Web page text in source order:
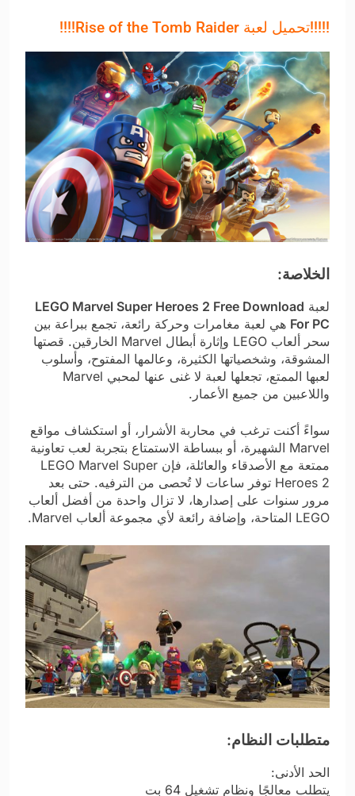
!!!!!تحميل لعبة Rise of the Tomb Raider !!!!
الخلاصة:
لعبة LEGO Marvel Super Heroes 2 Free Download
For PC هي لعبة مغامرات وحركة رائعة، تجمع ببراعة بين
سحر ألعاب LEGO وإثارة أبطال Marvel الخارقين. قصتها
المشوقة، وشخصياتها الكثيرة، وعالمها المفتوح، وأسلوب
لعبها الممتع، تجعلها لعبة لا غنى عنها لمحبي Marvel
واللاعبين من جميع الأعمار.
سواءً أكنت ترغب في محاربة الأشرار، أو استكشاف مواقع
Marvel الشهيرة، أو ببساطة الاستمتاع بتجربة لعب تعاونية
ممتعة مع الأصدقاء والعائلة، فإن LEGO Marvel Super
Heroes 2 توفر ساعات لا تُحصى من الترفيه. حتى بعد
مرور سنوات على إصدارها، لا تزال واحدة من أفضل ألعاب
LEGO المتاحة، وإضافة رائعة لأي مجموعة ألعاب Marvel.
متطلبات النظام:
الحد الأدنى:
يتطلب معالجًا ونظام تشغيل 64 بت